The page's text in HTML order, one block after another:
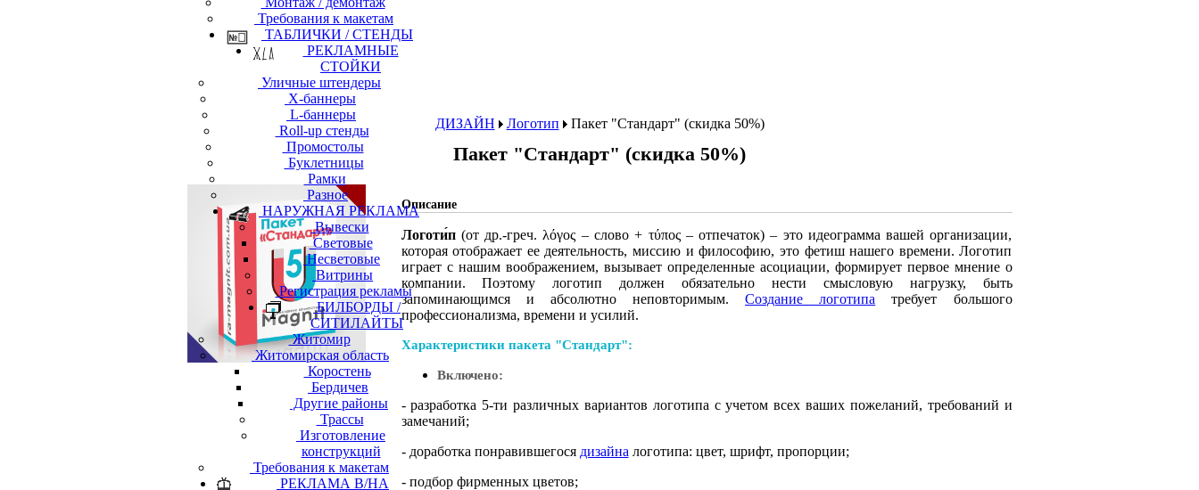
Требования к макетам
ТАБЛИЧКИ / СТЕНДЫ
РЕКЛАМНЫЕ
СТОЙКИ
Уличные штендеры
Х-баннеры
L-баннеры
Roll-up стенды
Промостолы
Буклетницы
Рамки
Разное
НАРУЖНАЯ РЕКЛАМА
Вывески
Световые
Несветовые
Витрины
Регистрация рекламы
БИЛБОРДЫ /
СИТИЛАЙТЫ
Житомир
Житомирская область
Коростень
Бердичев
Другие районы
Трассы
Изготовление
конструкций
Требования к макетам
РЕКЛАМА В/НА
ДИЗАЙН Логотип Пакет "Стандарт" (скидка 50%)
Пакет "Стандарт" (скидка 50%)
Описание
Логоти́п(от др.-греч. λόγος – слово + τύπος – отпечаток) – это идеограмма вашей организации,
которая отображает ее деятельность, миссию и философию, это фетиш нашего времени. Логотип
играет с нашим воображением, вызывает определенные асоциации, формирует первое мнение о
компании. Поэтому логотип должен обязательно нести смысловую нагрузку, быть
запоминающимся и абсолютно неповторимым.Создание логотипа требует большого
профессионализма, времени и усилий.
Характеристики пакета "Стандарт":
Включено:
- разработка 5-ти различных вариантов логотипа с учетом всех ваших пожеланий, требований и
замечаний;
- доработка понравившегося дизайна логотипа: цвет, шрифт, пропорции;
- подбор фирменных цветов;